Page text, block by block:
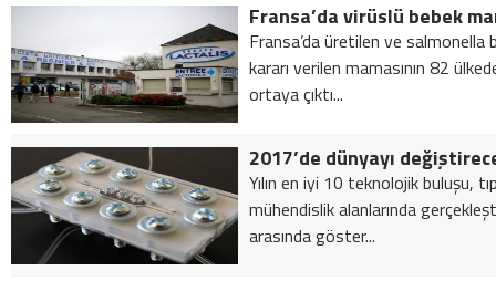
Fransa’da virüslü bebek
Fransa’da üretilen ve
kararı verilen mamasının 82
ortaya çıktı...
2017’de dünyayı
Yılın en iyi 10 teknolojik buluşu,
mühendislik alanlarında
arasında göster...